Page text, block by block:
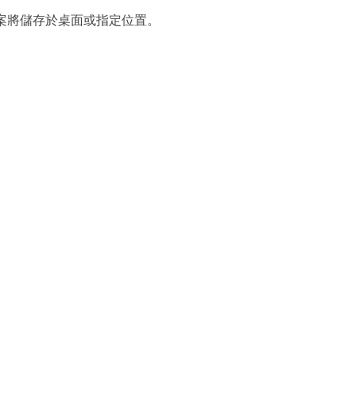
儲存於桌面或指定位置。